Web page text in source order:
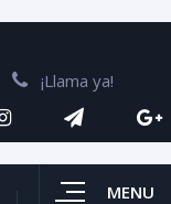
¡Llama ya!
MENU